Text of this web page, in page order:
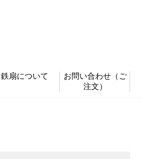
鉄扇について お問い合わせ （ご
注文）